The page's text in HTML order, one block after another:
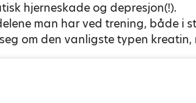
hjerneskade og depresjon(!).
man har ved trening, både i
om den vanligste typen